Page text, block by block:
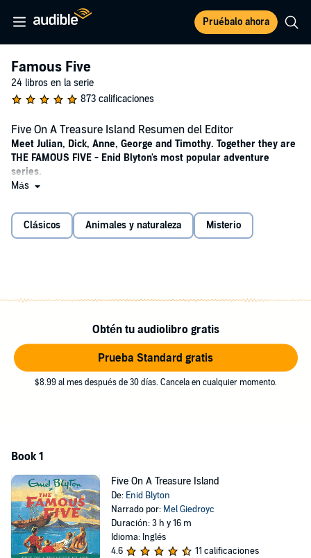
Pruébalo ahora
Famous Five
24 libros en la serie
873 calificaciones
Five On A Treasure Island Resumen del Editor
Meet Julian, Dick, Anne, George and Timothy. Together they are
THE FAMOUS FIVE - Enid Blyton's most popular adventure
series.
Blyton's treasured classic, read by Mel Giedroyc.
'There was something else out on the sea by the rocks - something
cousin George and her dog, Timothy. One day, George takes them to
Over on the island, they make a thrilling discovery, which leads
them deep into the dungeons of Kirrin Castle on a dangerous
adventure. Who - and what - will they find there?
Más
Clásicos Animales y naturaleza Misterio
Obtén tu audiolibro gratis
Prueba Standard gratis
$8.99 al mes después de 30 días. Cancela en cualquier momento.
Book 1
Five On A Treasure Island
De: Enid Blyton
Narrado por: Mel Giedroyc
Duración: 3 h y 16 m
Idioma: Inglés
4.6
11 calificaciones